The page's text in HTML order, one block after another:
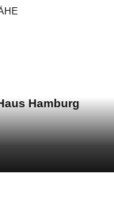
Hamburg